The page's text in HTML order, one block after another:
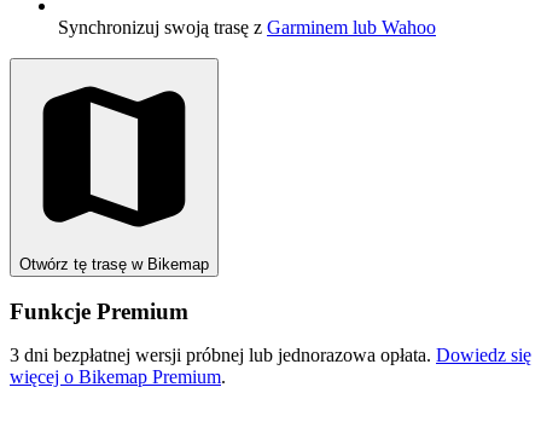
Synchronizuj swoją trasę z Garminem lub Wahoo
Otwórz tę trasę w Bikemap
Funkcje Premium
3 dni bezpłatnej wersji próbnej lub jednorazowa opłata. Dowiedz się
więcej o Bikemap Premium.